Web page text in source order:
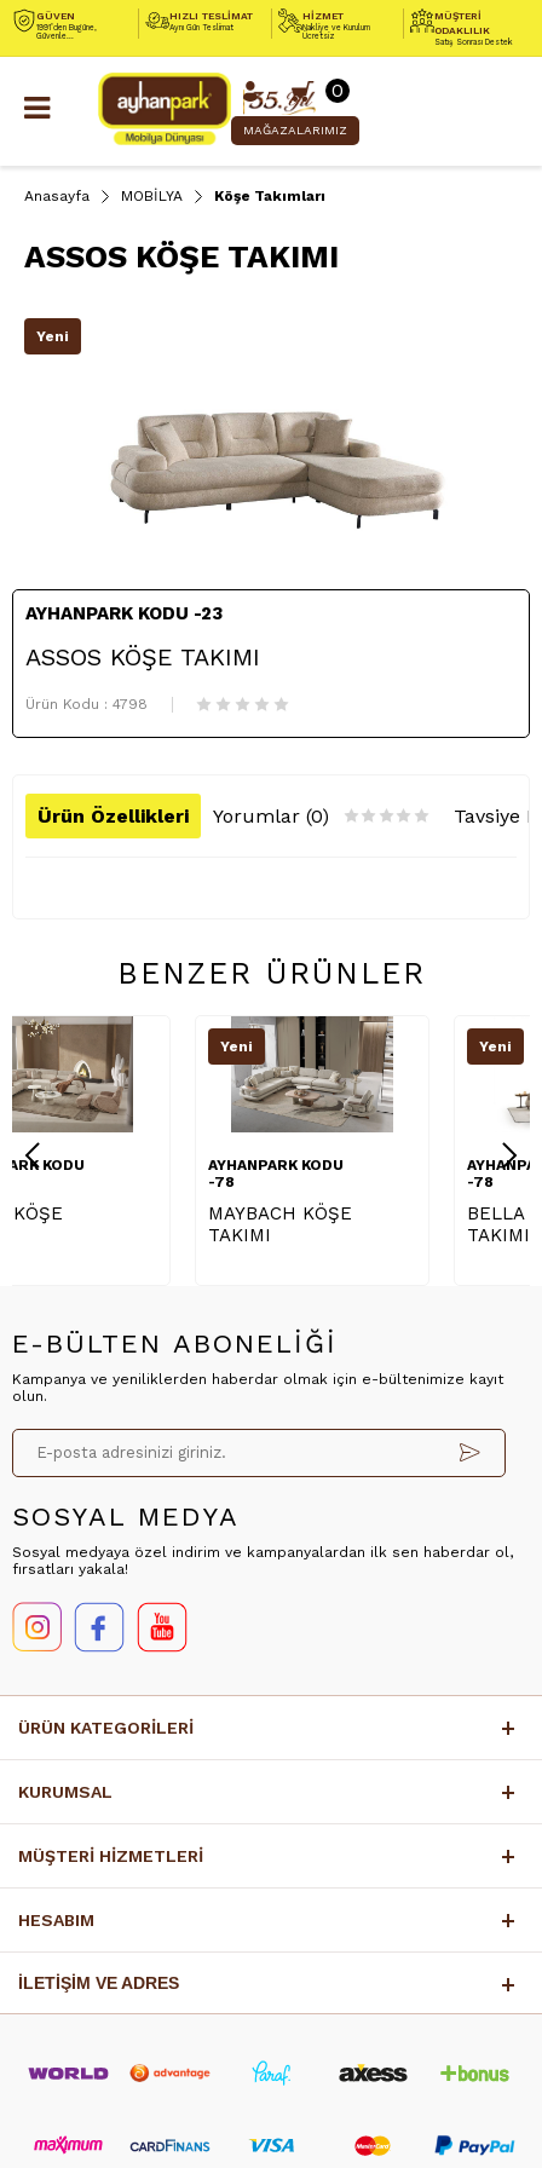
GÜVEN
1991’den Bugüne,
Güvenle...
HIZLI TESLİMAT
Aynı Gün Teslimat
HİZMET
Nakliye ve Kurulum
Ücretsiz
MÜŞTERİ
ODAKLILIK
Satış Sonrası Destek
0
MAĞAZALARIMIZ
Anasayfa MOBİLYA Köşe Takımları
ASSOS KÖŞE TAKIMI
Yeni
AYHANPARK KODU -23
ASSOS KÖŞE TAKIMI
Ürün Kodu : 4798
Ürün Özellikleri Yorumlar (0) Tavsiye
BENZER ÜRÜNLER
AYHANPARK KODU
MAYBACH KÖŞE
Yeni
AYHANPARK KODU
BELLA KÖŞE
E-BÜLTEN ABONELİĞİ
Kampanya ve yeniliklerden haberdar olmak için e-bültenimize kayıt
olun.
SOSYAL MEDYA
Sosyal medyaya özel indirim ve kampanyalardan ilk sen haberdar ol,
fırsatları yakala!
ÜRÜN KATEGORİLERİ
KURUMSAL
MÜŞTERİ HİZMETLERİ
HESABIM
İLETİŞİM VE ADRES